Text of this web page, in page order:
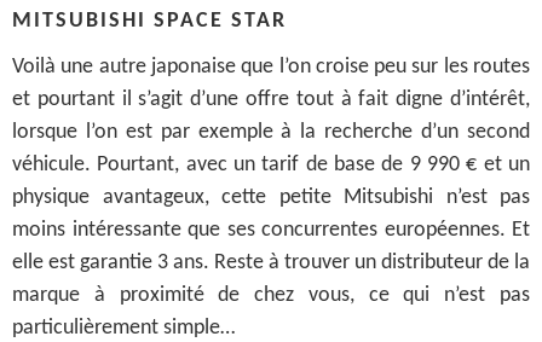
MITSUBISHI SPACE STAR
Voilà une autre japonaise que l’on croise peu sur les routes
et pourtant il s’agit d’une offre tout à fait digne d’intérêt,
lorsque l’on est par exemple à la recherche d’un second
véhicule. Pourtant, avec un tarif de base de 9 990 € et un
physique avantageux, cette petite Mitsubishi n’est pas
moins intéressante que ses concurrentes européennes. Et
elle est garantie 3 ans. Reste à trouver un distributeur de la
marque à proximité de chez vous, ce qui n’est pas
particulièrement simple…